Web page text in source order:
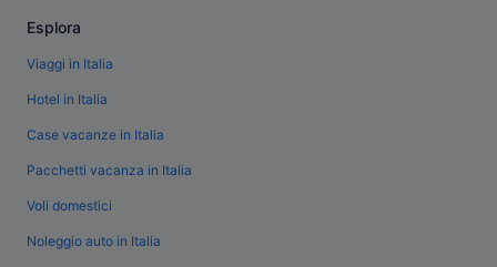
Esplora
Viaggi in Italia
Hotel in Italia
Case vacanze in Italia
Pacchetti vacanza in Italia
Voli domestici
Noleggio auto in Italia